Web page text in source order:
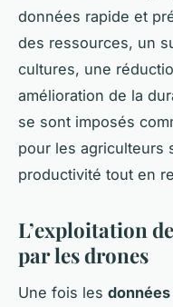
données rapide et
des ressources, un
cultures, une
amélioration de la
se sont imposés
pour les agriculteurs
productivité tout en
L’exploitation
par les drones
Une fois les